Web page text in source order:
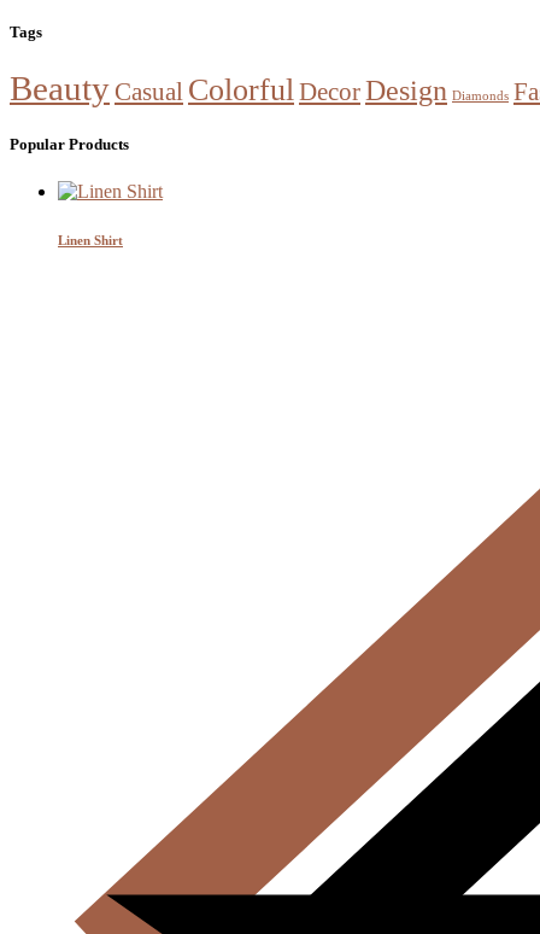
Tags
Beauty Casual ColorfulDecorDesign Diamonds
Popular Products
Linen Shirt